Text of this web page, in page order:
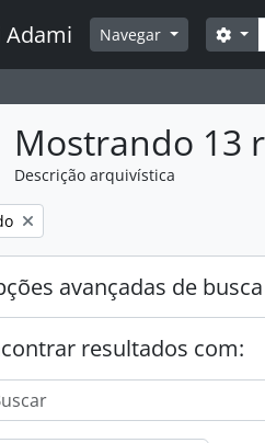
Adami Navegar
Mostrando 13
Descrição arquivística
filtro:
avançadas de busca
resultados com: